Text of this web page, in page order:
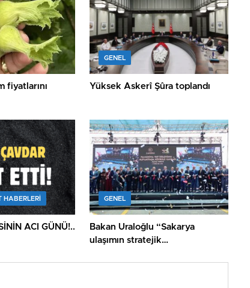
fiyatlarını
GENEL
Yüksek Askerî Şûra toplandı
HABERLERI
ACI GÜNÜ!..
GENEL
Bakan Uraloğlu “Sakarya
ulaşımın stratejik